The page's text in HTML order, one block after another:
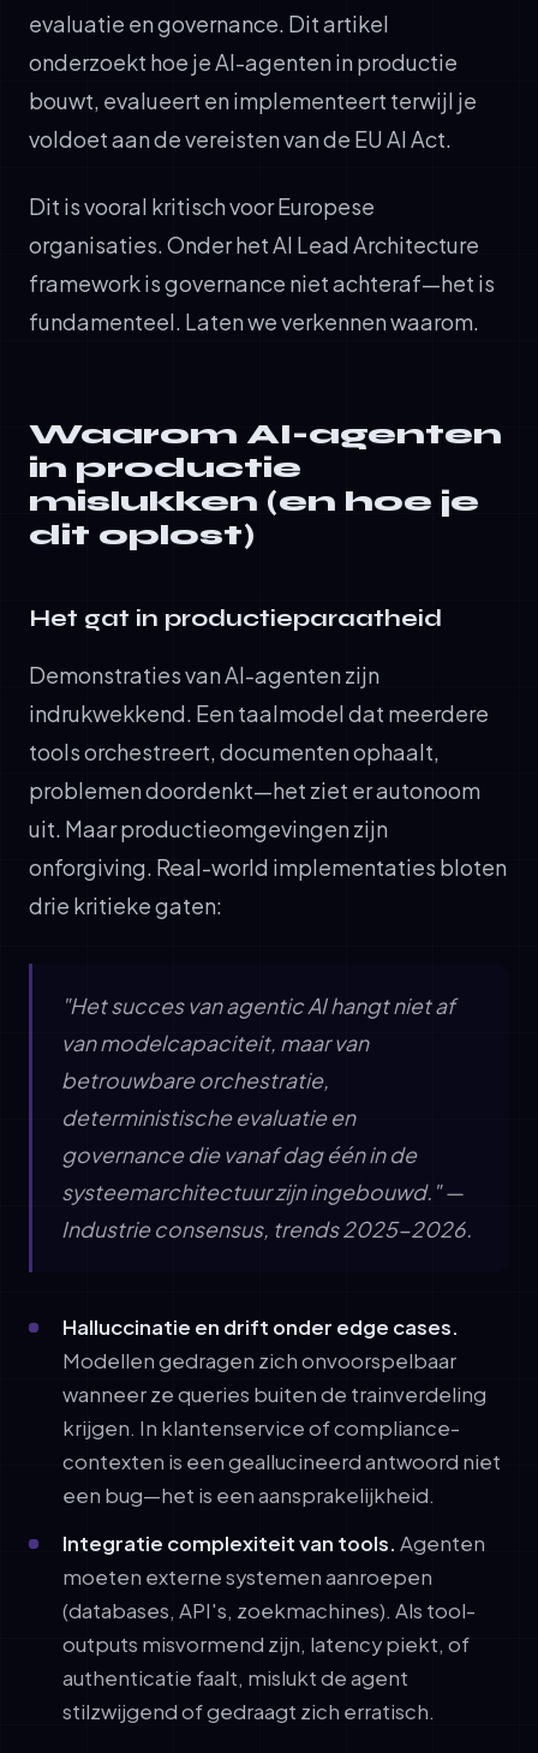
evaluatie en governance. Dit artikel
onderzoekt hoe je AI-agenten in productie
bouwt, evalueert en implementeert terwijl je
voldoet aan de vereisten van de EU AI Act.
Dit is vooral kritisch voor Europese
organisaties. Onder het AI Lead Architecture
framework is governance niet achteraf—het is
fundamenteel. Laten we verkennen waarom.
Waarom AI-agenten
in productie
mislukken (en hoe je
dit oplost)
Het gat in productieparaatheid
Demonstraties van AI-agenten zijn
indrukwekkend. Een taalmodel dat meerdere
tools orchestreert, documenten ophaalt,
problemen doordenkt—het ziet er autonoom
uit. Maar productieomgevingen zijn
onforgiving. Real-world implementaties bloten
drie kritieke gaten:
"Het succes van agentic AI hangt niet af
van modelcapaciteit, maar van
betrouwbare orchestratie,
deterministische evaluatie en
governance die vanaf dag één in de
systeemarchitectuur zijn ingebouwd." —
Industrie consensus, trends 2025-2026.
Halluccinatie en drift onder edge cases.
Modellen gedragen zich onvoorspelbaar
wanneer ze queries buiten de trainverdeling
krijgen. In klantenservice of compliance-
contexten is een geallucineerd antwoord niet
een bug—het is een aansprakelijkheid.
Integratie complexiteit van tools. Agenten
moeten externe systemen aanroepen
(databases, API's, zoekmachines). Als tool-
outputs misvormend zijn, latency piekt, of
authenticatie faalt, mislukt de agent
stilzwijgend of gedraagt zich erratisch.